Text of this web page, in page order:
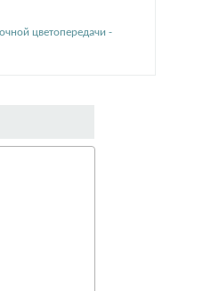
цветопередачи -